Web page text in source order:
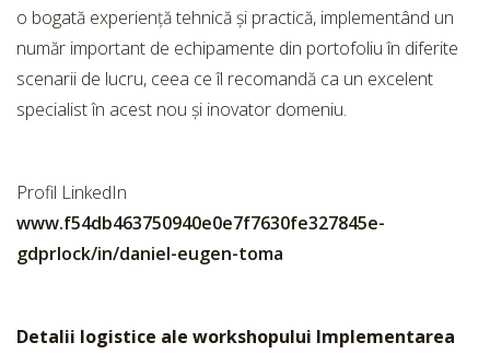
o bogată experiență tehnică și practică, implementând un
număr important de echipamente din portofoliu în diferite
scenarii de lucru, ceea ce îl recomandă ca un excelent
specialist în acest nou și inovator domeniu.
Profil LinkedIn
www.f54db463750940e0e7f7630fe327845e-
gdprlock/in/daniel-eugen-toma
Detalii logistice ale workshopului Implementarea